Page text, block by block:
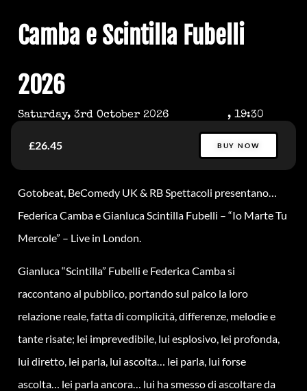
Camba e Scintilla Fubelli
2026
Saturday, 3rd October 2026 , 19:30
£26.45 BUY NOW
Gotobeat, BeComedy UK & RB Spettacoli presentano…
Federica Camba e Gianluca Scintilla Fubelli – “Io Marte Tu
Mercole” – Live in London.
Gianluca “Scintilla” Fubelli e Federica Camba si
raccontano al pubblico, portando sul palco la loro
relazione reale, fatta di complicità, differenze, melodie e
tante risate; lei imprevedibile, lui esplosivo, lei profonda,
lui diretto, lei parla, lui ascolta… lei parla, lui forse
ascolta… lei parla ancora… lui ha smesso di ascoltare da